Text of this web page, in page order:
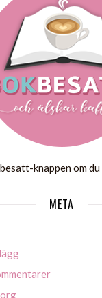
knappen om
META